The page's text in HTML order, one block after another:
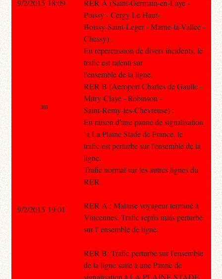
9/2/2015 18:09
RER A (Saint-Germain-en-Laye -
Poissy - Cergy Le Haut-
Boissy-Saint-Leger - Marne-la-Vallee -
Chessy) :
En repercussion de divers incidents, le
trafic est ralenti sur
l'ensemble de la ligne.
RER B (Aeroport Charles de Gaulle -
Mitry-Claye - Robinson -
Saint-Remy-les-Chevreuse) :
En raison d'une panne de signalisation
`a La Plaine Stade de France, le
trafic est perturbe sur l'ensemble de la
ligne.
Trafic normal sur les autres lignes du
RER.
RER A : Malaise voyageur terminé à
Vincennes. Trafic repris mais perturbé
sur l' ensemble de ligne.
RER B: Trafic perturbé sur l'ensemble
de la ligne suite à une Panne de
signalisation à LA PLAINE STADE
au
9/2/2015 19:01